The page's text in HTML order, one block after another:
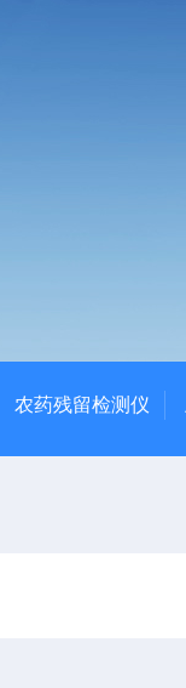
农药残留检测仪